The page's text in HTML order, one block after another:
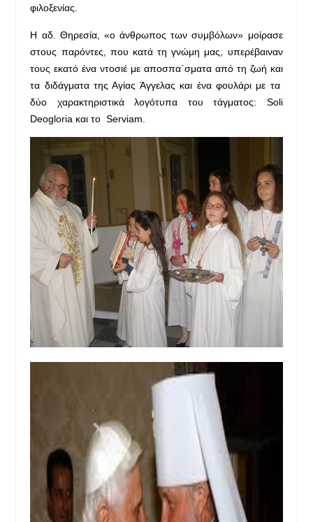
φιλοξενίας.
Η αδ. Θηρεσία, «ο άνθρωπος των συμβόλων» μοίρασε
στους παρόντες, που κατά τη γνώμη μας, υπερέβαιναν
τους εκατό ένα ντοσιέ με αποσπα΄σματα από τη ζωή και
τα διδάγματα της Αγίας Άγγελας και ένα φουλάρι με τα
δύο χαρακτηριστικά λογότυπα του τάγματος: Soli
Deogloria και το Serviam.